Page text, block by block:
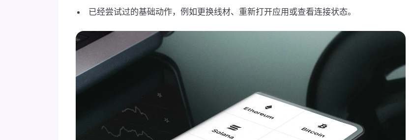
已经尝试过的基础动作，例如更换线材、重新打开应用或查看连接状态。